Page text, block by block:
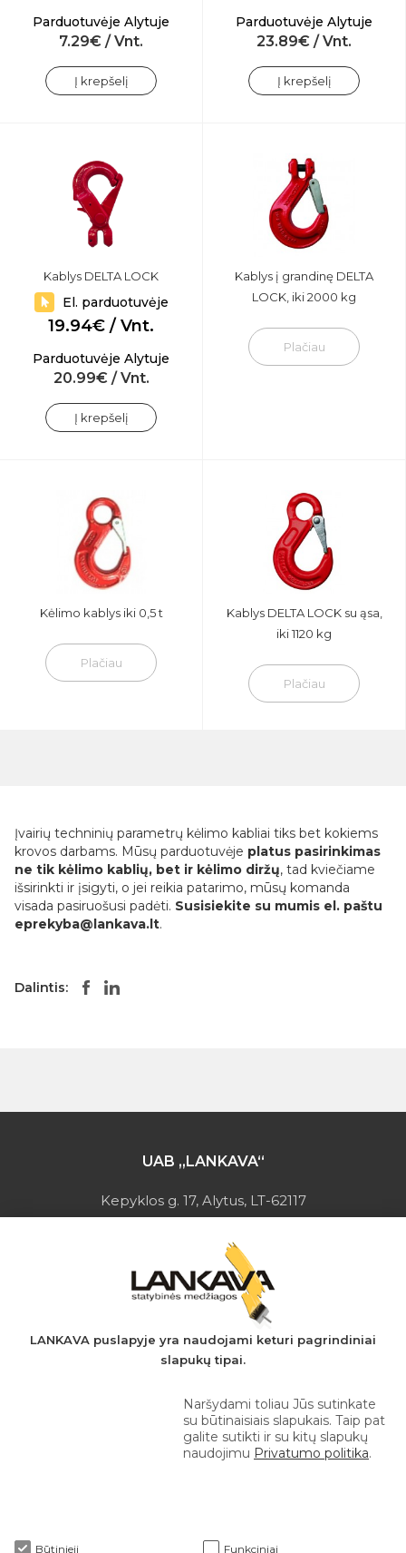
Parduotuvėje Alytuje
7.29€ / Vnt.
Į krepšelį
Parduotuvėje Alytuje
23.89€ / Vnt.
Į krepšelį
Kablys DELTA LOCK
El. parduotuvėje
19.94€ / Vnt.
Parduotuvėje Alytuje
20.99€ / Vnt.
Į krepšelį
Kablys į grandinę DELTA
LOCK, iki 2000 kg
Plačiau
Kėlimo kablys iki 0,5 t
Plačiau
Kablys DELTA LOCK su ąsa,
iki 1120 kg
Plačiau
Įvairių techninių parametrų kėlimo kabliai tiks bet kokiems
krovos darbams. Mūsų parduotuvėje platus pasirinkimas
ne tik kėlimo kablių, bet ir kėlimo diržų, tad kviečiame
išsirinkti ir įsigyti, o jei reikia patarimo, mūsų komanda
visada pasiruošusi padėti. Susisiekite su mumis el. paštu
eprekyba@lankava.lt.
Dalintis:
UAB „LANKAVA“
Kepyklos g. 17, Alytus, LT-62117
Įmonės kodas: 149728275
PVM mokėtojo kodas: LT497282716
A.s.: LT037044060001923651
AB SEB bankas
+370 610 42 222
Apie mus
LANKAVA puslapyje yra naudojami keturi pagrindiniai
slapukų tipai.
Naršydami toliau Jūs sutinkate
su būtinaisiais slapukais. Taip pat
galite sutikti ir su kitų slapukų
naudojimu Privatumo politika.
Būtinieji Funkciniai